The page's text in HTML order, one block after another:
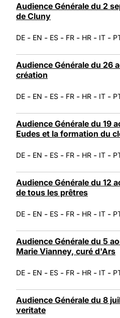
Audience Générale du 2
de Cluny
DE - EN - ES - FR - HR - IT -
Audience Générale du 26
création
DE - EN - ES - FR - HR - IT -
Audience Générale du 19
Eudes et la formation du
DE - EN - ES - FR - HR - IT -
Audience Générale du 12
de tous les prêtres
DE - EN - ES - FR - HR - IT -
Audience Générale du 5
Marie Vianney, curé d'Ars
DE - EN - ES - FR - HR - IT -
Audience Générale du 8
veritate